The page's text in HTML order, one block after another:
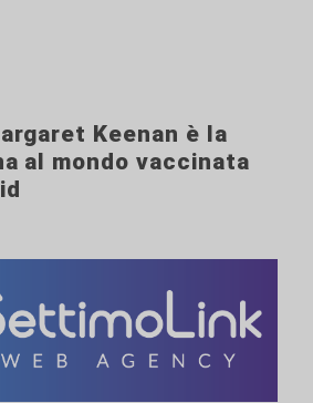
Keenan è la
al mondo vaccinata